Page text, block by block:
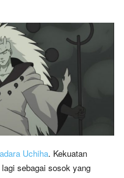
Uchiha. Kekuatan
sebagai sosok yang